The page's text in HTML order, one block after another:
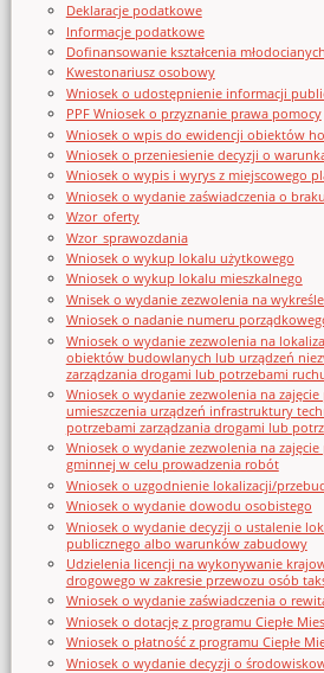
Deklaracje podatkowe
Informacje podatkowe
Dofinansowanie kształcenia
Kwestonariusz osobowy
Wniosek o udostępnienie informacji
PPF Wniosek o przyznanie prawa pomocy
Wniosek o wpis do ewidencji obiektów
Wniosek o przeniesienie decyzji o
Wniosek o wypis i wyrys z miejscowego
Wniosek o wydanie zaświadczenia o
Wzor_oferty
Wzor_sprawozdania
Wniosek o wykup lokalu użytkowego
Wniosek o wykup lokalu mieszkalnego
Wnisek o wydanie zezwolenia na
Wniosek o nadanie numeru
Wniosek o wydanie zezwolenia na
obiektów budowlanych lub urządzeń
zarządzania drogami lub potrzebami
Wniosek o wydanie zezwolenia na
umieszczenia urządzeń infrastruktury
potrzebami zarządzania drogami lub
Wniosek o wydanie zezwolenia na
gminnej w celu prowadzenia robót
Wniosek o uzgodnienie lokalizacji/
Wniosek o wydanie dowodu osobistego
Wniosek o wydanie decyzji o ustalenie
publicznego albo warunków zabudowy
Udzielenia licencji na wykonywanie
drogowego w zakresie przewozu osób
Wniosek o wydanie zaświadczenia o
Wniosek o dotację z programu Ciepłe
Wniosek o płatność z programu Ciepłe
Wniosek o wydanie decyzji o